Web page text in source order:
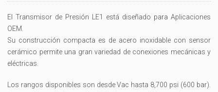
El Transmisor de Presión LE1 está diseñado para Aplicaciones
OEM.
Su construcción compacta es de acero inoxidable con sensor
cerámico permite una gran variedad de conexiones mecánicas y
eléctricas.
Los rangos disponibles son desde Vac hasta 8,700 psi (600 bar).